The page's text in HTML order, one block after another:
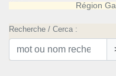
Région
Recherche / Cerca :